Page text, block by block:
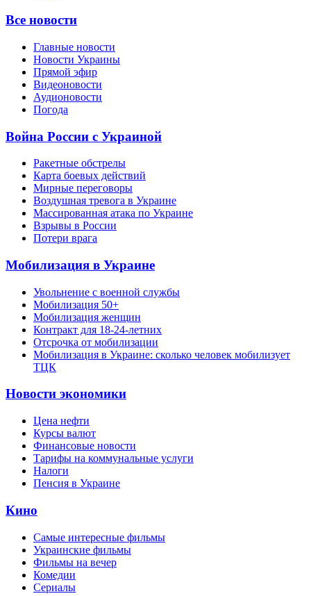
Все новости
Главные новости
Новости Украины
Прямой эфир
Видеоновости
Аудионовости
Погода
Война России с Украиной
Ракетные обстрелы
Карта боевых действий
Мирные переговоры
Воздушная тревога в Украине
Массированная атака по Украине
Взрывы в России
Потери врага
Мобилизация в Украине
Увольнение с военной службы
Мобилизация 50+
Мобилизация женщин
Контракт для 18-24-летних
Отсрочка от мобилизации
Мобилизация в Украине: сколько человек мобилизует
ТЦК
Новости экономики
Цена нефти
Курсы валют
Финансовые новости
Тарифы на коммунальные услуги
Налоги
Пенсия в Украине
Кино
Самые интересные фильмы
Украинские фильмы
Фильмы на вечер
Комедии
Сериалы